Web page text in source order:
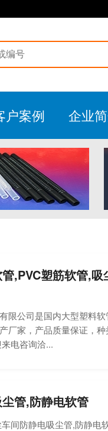
户案例 企业
,PVC塑筋软管,
公司是国内大型塑料软
厂家，产品质量保证，
电咨询洽...
管,防静电软管
防静电吸尘管,防静电软